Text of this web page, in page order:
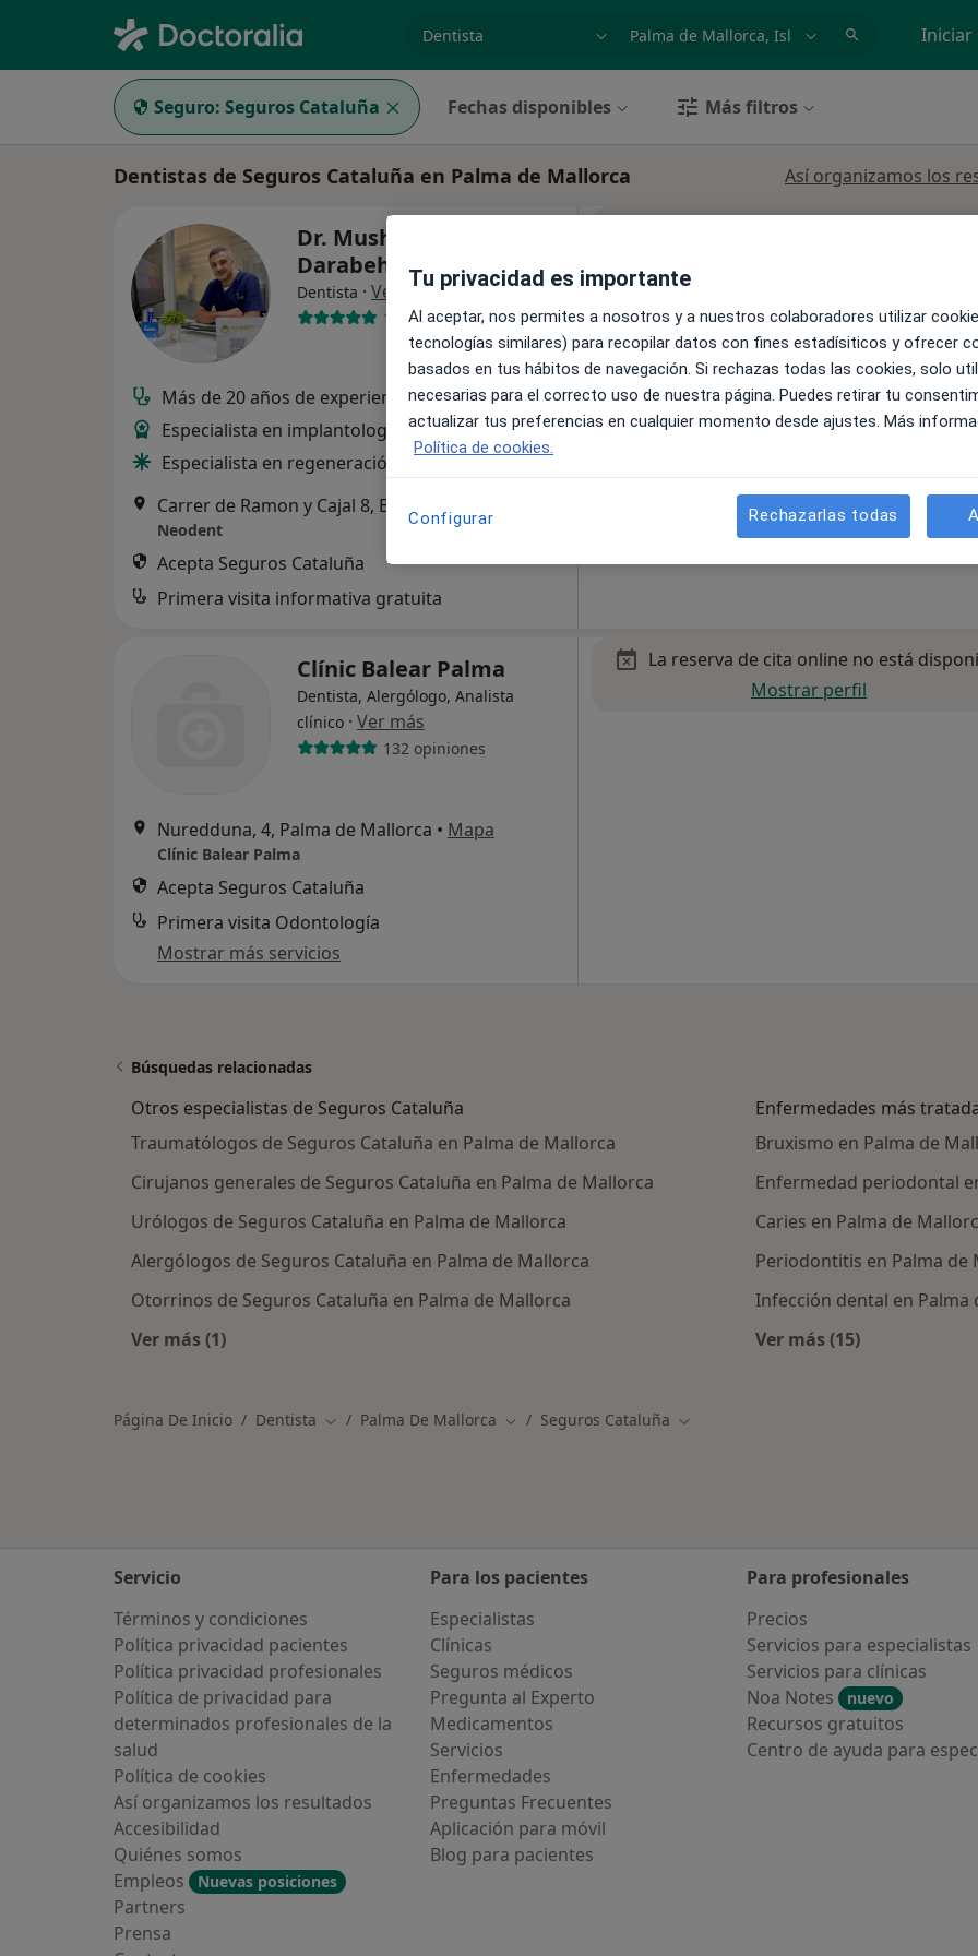
Iniciar
Seguro: Seguros Cataluña Fechas disponibles Más filtros
Dentistas de Seguros Cataluña en Palma de Mallorca Así organizamos los
Dr. Mushir Yaghi
Darabeh
Dentista · Ver más
17 opiniones
Más de 20 años de experiencia
Especialista en implantología
Especialista en regeneración osea
Neodent
Acepta Seguros Cataluña
Primera visita informativa gratuita
Clínic Balear Palma
Dentista, Alergólogo, Analista
clínico · Ver más
132 opiniones
Nuredduna, 4, Palma de Mallorca • Mapa
Clínic Balear Palma
Acepta Seguros Cataluña
Primera visita Odontología
Mostrar más servicios
La reserva de cita online no está
Mostrar perfil
Búsquedas relacionadas
Otros especialistas de Seguros Cataluña
Traumatólogos de Seguros Cataluña en Palma de Mallorca
Cirujanos generales de Seguros Cataluña en Palma de Mallorca
Urólogos de Seguros Cataluña en Palma de Mallorca
Alergólogos de Seguros Cataluña en Palma de Mallorca
Otorrinos de Seguros Cataluña en Palma de Mallorca
Ver más (1)
Enfermedades más
Bruxismo en Palma de
Enfermedad periodontal
Caries en Palma de
Periodontitis en Palma de
Infección dental en Palma
Ver más (15)
Página De Inicio Dentista Cambiar de ciudad
Palma De Mallorca Cambiar de ciudad
Seguros Cataluña Cambiar de ciudad
Servicio
Términos y condiciones
Política privacidad pacientes
Política privacidad profesionales
Política de privacidad para
determinados profesionales de la
salud
Política de cookies
Así organizamos los resultados
Accesibilidad
Quiénes somos
Empleos
Nuevas posiciones
Partners
Prensa
Para los pacientes
Especialistas
Clínicas
Seguros médicos
Pregunta al Experto
Medicamentos
Servicios
Enfermedades
Preguntas Frecuentes
Aplicación para móvil
Blog para pacientes
Para profesionales
Precios
Servicios para especialistas
Servicios para clínicas
Noa Notes
nuevo
Recursos gratuitos
Centro de ayuda para
Tu privacidad es importante
Al aceptar, nos permites a nosotros y a nuestros colaboradores utilizar
tecnologías similares) para recopilar datos con fines estadísiticos y ofrecer
basados en tus hábitos de navegación. Si rechazas todas las cookies, solo
necesarias para el correcto uso de nuestra página. Puedes retirar tu
actualizar tus preferencias en cualquier momento desde ajustes. Más
Política de cookies.
Configurar Rechazarlas todas